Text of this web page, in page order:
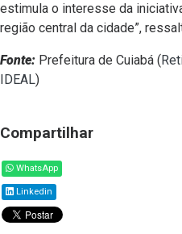
estimula o interesse da
região central da cidade”,
Fonte: Prefeitura de Cuiabá (
IDEAL)
Compartilhar
WhatsApp
Linkedin